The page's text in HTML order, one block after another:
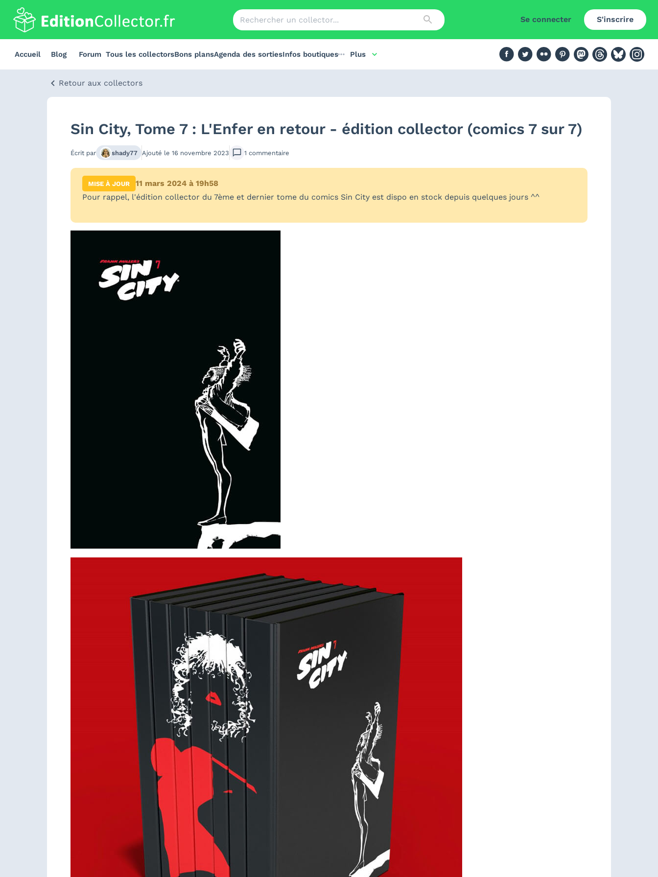
Se connecter S'inscrire
Accueil Blog Forum Tous les collectorsBons plansAgenda des sortiesInfos boutiques Plus
Retour aux collectors
Sin City, Tome 7 : L'Enfer en retour - édition collector (comics 7 sur 7)
Écrit par shady77 Ajouté le 16 novembre 2023 1 commentaire
MISE À JOUR
11 mars 2024 à 19h58
Pour rappel, l'édition collector du 7ème et dernier tome du comics Sin City est dispo en stock depuis quelques jours ^^